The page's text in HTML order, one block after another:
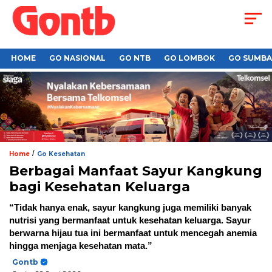
HOME GO NASIONAL GO NTB GO LOMBOK GO
Home / Go Kesehatan
Berbagai Manfaat Sayur Kangkung
bagi Kesehatan Keluarga
“Tidak hanya enak, sayur kangkung juga memiliki banyak
nutrisi yang bermanfaat untuk kesehatan keluarga. Sayur
berwarna hijau tua ini bermanfaat untuk mencegah anemia
hingga menjaga kesehatan mata.”
Gontb